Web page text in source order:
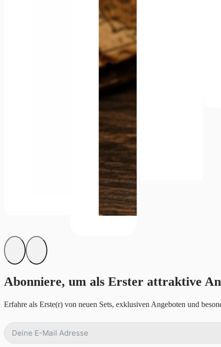
Abonniere, um als Erster attraktive
Erfahre als Erste(r) von neuen Sets, exklusiven Angeboten und